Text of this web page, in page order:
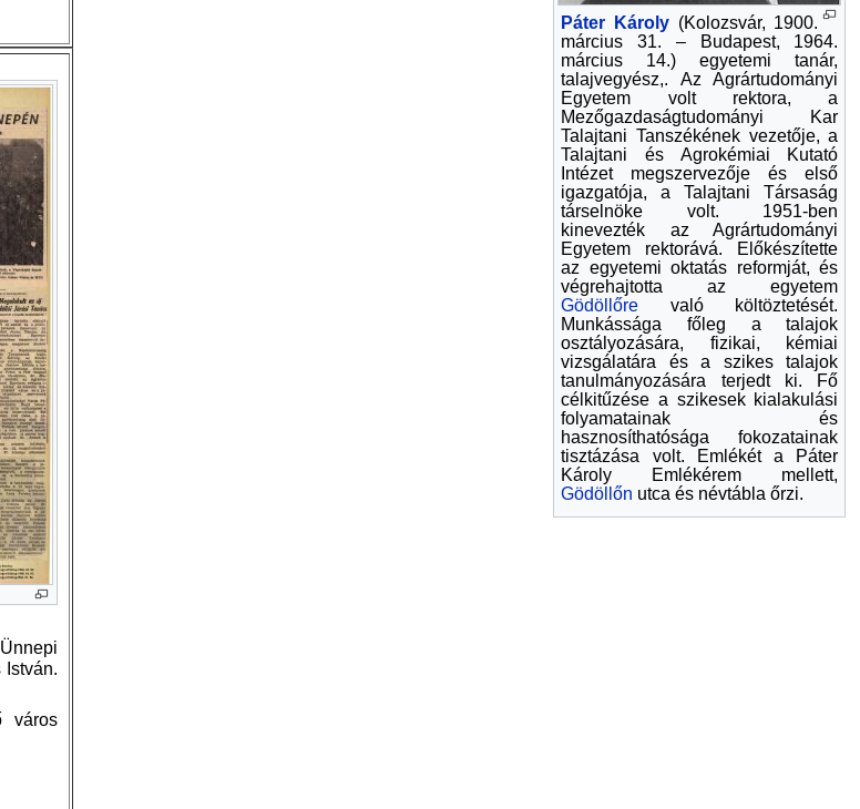
Páter Károly(Kolozsvár, 1900.
március 31. – Budapest, 1964.
március 14.) egyetemi tanár,
talajvegyész,. Az Agrártudományi
Egyetem volt rektora, a
Mezőgazdaságtudományi Kar
Talajtani Tanszékének vezetője, a
Talajtani és Agrokémiai Kutató
Intézet megszervezője és első
igazgatója, a Talajtani Társaság
társelnöke volt. 1951-ben
kinevezték az Agrártudományi
Egyetem rektorává. Előkészítette
az egyetemi oktatás reformját, és
végrehajtotta az egyetem
Gödöllőre való költöztetését.
Munkássága főleg a talajok
osztályozására, fizikai, kémiai
vizsgálatára és a szikes talajok
tanulmányozására terjedt ki. Fő
célkitűzése a szikesek kialakulási
folyamatainak és
hasznosíthatósága fokozatainak
tisztázása volt. Emlékét a Páter
Károly Emlékérem mellett,
Gödöllőn utca és névtábla őrzi.
István.
város